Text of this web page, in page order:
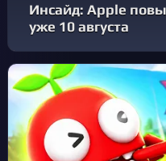
Инсайд: Apple
уже 10 августа